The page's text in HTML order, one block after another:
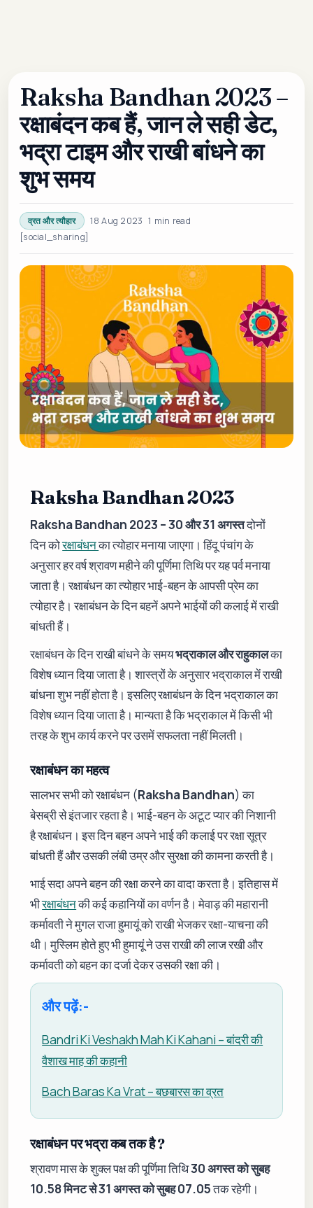
Raksha Bandhan 2023 –
रक्षाबंदन कब हैं, जान ले सही डेट,
भद्रा टाइम और राखी बांधने का
शुभ समय
व्रत और त्यौहार 18 Aug 2023 1 min read
[social_sharing]
Raksha Bandhan 2023
Raksha Bandhan 2023 – 30 और 31 अगस्तदोनों
दिन कोरक्षाबंधनका त्योहार मनाया जाएगा। हिंदू पंचांग के
अनुसार हर वर्ष श्रावण महीने की पूर्णिमा तिथि पर यह पर्व मनाया
जाता है। रक्षाबंधन का त्योहार भाई-बहन के आपसी प्रेम का
त्योहार है। रक्षाबंधन के दिन बहनें अपने भाईयों की कलाई में राखी
बांधती हैं।
रक्षाबंधन के दिन राखी बांधने के समयभद्राकाल और राहुकालका
विशेष ध्यान दिया जाता है। शास्त्रों के अनुसार भद्राकाल में राखी
बांधना शुभ नहीं होता है। इसलिए रक्षाबंधन के दिन भद्राकाल का
विशेष ध्यान दिया जाता है। मान्यता है कि भद्राकाल में किसी भी
तरह के शुभ कार्य करने पर उसमें सफलता नहीं मिलती।
रक्षाबंधन का महत्व
सालभर सभी को रक्षाबंधन (Raksha Bandhan) का
बेसब्री से इंतजार रहता है। भाई-बहन के अटूट प्यार की निशानी
है रक्षाबंधन। इस दिन बहन अपने भाई की कलाई पर रक्षा सूत्र
बांधती हैं और उसकी लंबी उम्र और सुरक्षा की कामना करती है।
भाई सदा अपने बहन की रक्षा करने का वादा करता है। इतिहास में
भीरक्षाबंधनकी कई कहानियों का वर्णन है। मेवाड़ की महारानी
कर्मावती ने मुगल राजा हुमायूं को राखी भेजकर रक्षा-याचना की
थी। मुस्लिम होते हुए भी हुमायूं ने उस राखी की लाज रखी और
कर्मावती को बहन का दर्जा देकर उसकी रक्षा की।
और पढ़ें:-
Bandri Ki Veshakh Mah Ki Kahani – बांदरी की
वैशाख माह की कहानी
Bach Baras Ka Vrat – बछबारस का व्रत
रक्षाबंधन पर भद्रा कब तक है ?
श्रावण मास के शुक्ल पक्ष की पूर्णिमा तिथि30 अगस्त को सुबह
10.58 मिनट से 31 अगस्त को सुबह 07.05तक रहेगी।